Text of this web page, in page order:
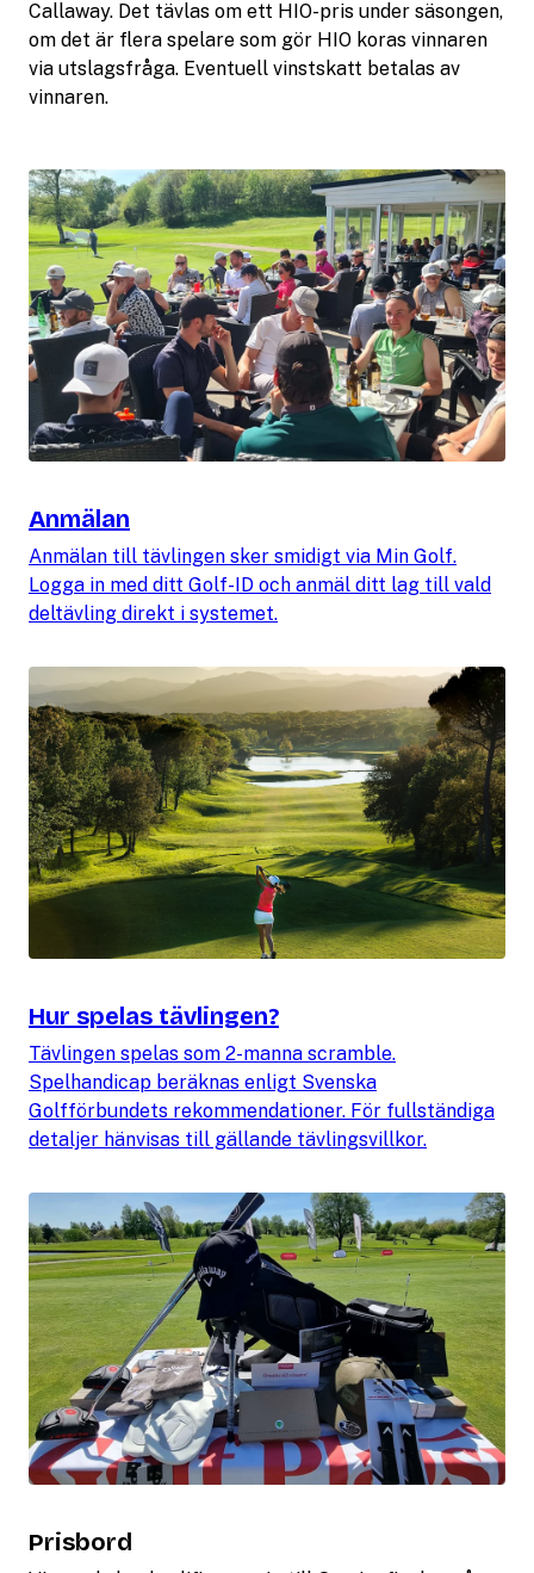
Callaway. Det tävlas om ett HIO-pris under säsongen,
om det är flera spelare som gör HIO koras vinnaren
via utslagsfråga. Eventuell vinstskatt betalas av
vinnaren.
Anmälan
Anmälan till tävlingen sker smidigt via Min Golf.
Logga in med ditt Golf-ID och anmäl ditt lag till vald
deltävling direkt i systemet.
Hur spelas tävlingen?
Tävlingen spelas som 2-manna scramble.
Spelhandicap beräknas enligt Svenska
Golfförbundets rekommendationer. För fullständiga
detaljer hänvisas till gällande tävlingsvillkor.
Prisbord